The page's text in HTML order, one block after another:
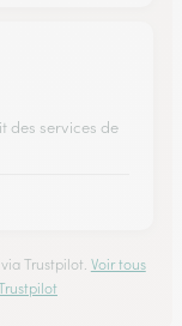
des services de
Trustpilot. Voir tous